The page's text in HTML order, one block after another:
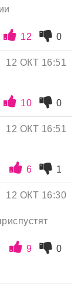
12 0
12 ОКТ 16:51
10 0
12 ОКТ 16:51
6 1
12 ОКТ 16:30
9
0